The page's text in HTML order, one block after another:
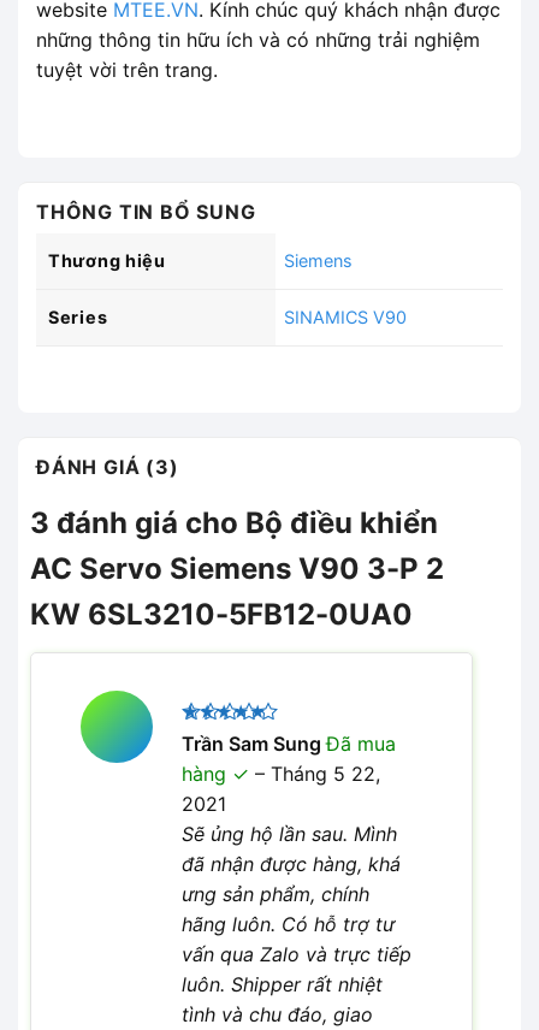
website MTEE.VN. Kính chúc quý khách nhận được
những thông tin hữu ích và có những trải nghiệm
tuyệt vời trên trang.
THÔNG TIN BỔ SUNG
Thương hiệu Siemens
Series SINAMICS V90
ĐÁNH GIÁ (3)
3 đánh giá cho Bộ điều khiển
AC Servo Siemens V90 3-P 2
KW 6SL3210-5FB12-0UA0
Được xếp
hạng 55
sao
Trần Sam SungĐã mua
hàng
– Tháng 5 22,
2021
Sẽ ủng hộ lần sau. Mình
đã nhận được hàng, khá
ưng sản phẩm, chính
hãng luôn. Có hỗ trợ tư
vấn qua Zalo và trực tiếp
luôn. Shipper rất nhiệt
tình và chu đáo, giao